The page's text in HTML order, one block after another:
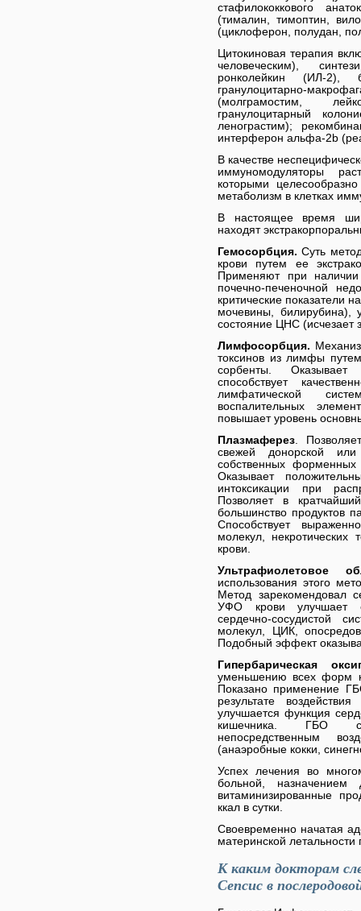
стафилококкового
(тималин, тимоптин,
(циклоферон, полудан,
Цитокиновая терапия
человеческим),
ронколейкин (ИЛ-2),
гранулоцитарно-
(молграмостим,
гранулоцитарный
ленограстим);
интерферон альфа-2b
В качестве
иммуномодуляторы
которыми
метаболизм в клетках
В настоящее время
находят
Гемосорбция.Суть
крови путем ее
Применяют при
почечно-печеночной
критические показатели
мочевины, билирубина),
состояние ЦНС (исчезает
Лимфосорбция.
токсинов из лимфы
сорбенты. Оказывает
способствует
лимфатической
воспалительных
повышает уровень
Плазмаферез .
свежей донорской
собственных
Оказывает
интоксикации при
Позволяет в
большинство продуктов
Способствует
молекул, некротических
крови.
Ультрафиолетовое
использования этого
Метод зарекомендовал
УФО крови улучшает
сердечно-сосудистой
молекул, ЦИК,
Подобный эффект
Гипербарическая
уменьшению всех форм
Показано применение
результате
улучшается функция
кишечника. ГБО
непосредственным
(анаэробные кокки,
Успех лечения во
больной,
витаминизированные
ккал в сутки.
Своевременно начатая
материнской
К каким докторам
Сепсис в